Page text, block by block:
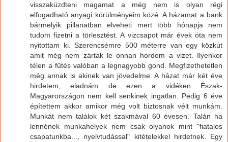
visszaküzdteni magamat a még nem is olyan régi
elfogadható anyagi körülményeim közé. A házamat a bank
bármelyik pillanatban elveheti mert több hónapja nem
tudom fizetni a törlesztést. A vizcsapot már évek óta nem
nyitottam ki. Szerencsémre 500 méterre van egy közkút
amit még nem zártak le onnan hordom a vizet. Ilyenkor
télen a fűtés valóban a legnagyobb gond. Megfizethetetlen
még annak is akinek van jövedelme. A házat már két éve
hirdetem, eladnám de ezen a vidéken Észak-
Magyarországon nem kell senkinek ingatlan. Pedig 6 éve
építettem akkor amikor még volt biztosnak vélt munkám.
Munkát nem találok két szakmával 60 évesen. Talán ha
lennének munkahelyek nem csak olyanok mint "fiatalos
csapatunkba..., nyelvtudással" kitételekkel hirdetnek. Egy